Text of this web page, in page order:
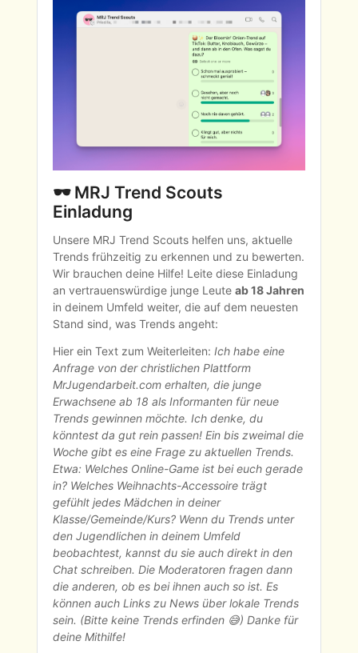
🕶️ MRJ Trend Scouts
Einladung
Unsere MRJ Trend Scouts helfen uns, aktuelle
Trends frühzeitig zu erkennen und zu bewerten.
Wir brauchen deine Hilfe! Leite diese Einladung
an vertrauenswürdige junge Leute ab 18 Jahren
in deinem Umfeld weiter, die auf dem neuesten
Stand sind, was Trends angeht:
Hier ein Text zum Weiterleiten: Ich habe eine
Anfrage von der christlichen Plattform
MrJugendarbeit.com erhalten, die junge
Erwachsene ab 18 als Informanten für neue
Trends gewinnen möchte. Ich denke, du
könntest da gut rein passen! Ein bis zweimal die
Woche gibt es eine Frage zu aktuellen Trends.
Etwa: Welches Online-Game ist bei euch gerade
in? Welches Weihnachts-Accessoire trägt
gefühlt jedes Mädchen in deiner
Klasse/Gemeinde/Kurs? Wenn du Trends unter
den Jugendlichen in deinem Umfeld
beobachtest, kannst du sie auch direkt in den
Chat schreiben. Die Moderatoren fragen dann
die anderen, ob es bei ihnen auch so ist. Es
können auch Links zu News über lokale Trends
sein. (Bitte keine Trends erfinden 😅) Danke für
deine Mithilfe!